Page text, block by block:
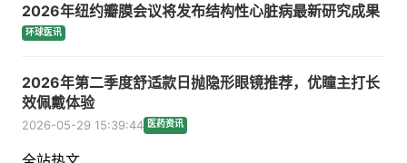
2026年纽约瓣膜会议将发布结构性心脏病最新研究成果
环球医讯
2026年第二季度舒适款日抛隐形眼镜推荐，优瞳主打长
效佩戴体验
2026-05-29 15:39:44 医药资讯